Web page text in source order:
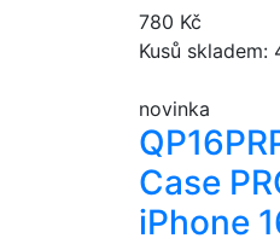
780 Kč
Kusů skladem:
novinka
QP16PR
Case
iPhone